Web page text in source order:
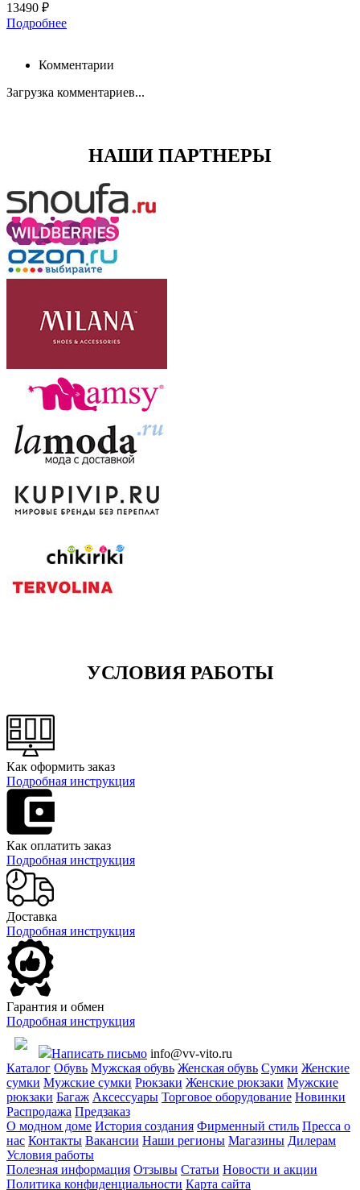
13490 ₽
Подробнее
Комментарии
Загрузка комментариев...
НАШИ ПАРТНЕРЫ
УСЛОВИЯ РАБОТЫ
Как оформить заказ
Подробная инструкция
Как оплатить заказ
Подробная инструкция
Доставка
Подробная инструкция
Гарантия и обмен
Подробная инструкция
Написать письмо info@vv-vito.ru
Каталог Обувь Мужская обувь Женская обувь Сумки Женские
сумки Мужские сумки Рюкзаки Женские рюкзаки Мужские
рюкзаки Багаж Аксессуары Торговое оборудование Новинки
Распродажа Предзаказ
О модном доме История создания Фирменный стиль Пресса о
нас Контакты Вакансии Наши регионы Магазины Дилерам
Условия работы
Полезная информация Отзывы Статьи Новости и акции
Политика конфиденциальности Карта сайта